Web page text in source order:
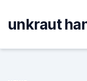
content
unkraut